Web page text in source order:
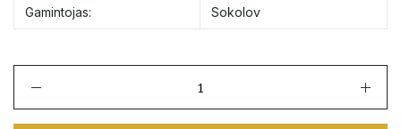
Gamintojas: Sokolov
Auksinis